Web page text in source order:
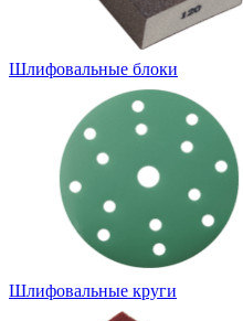
Шлифовальные блоки
Шлифовальные круги